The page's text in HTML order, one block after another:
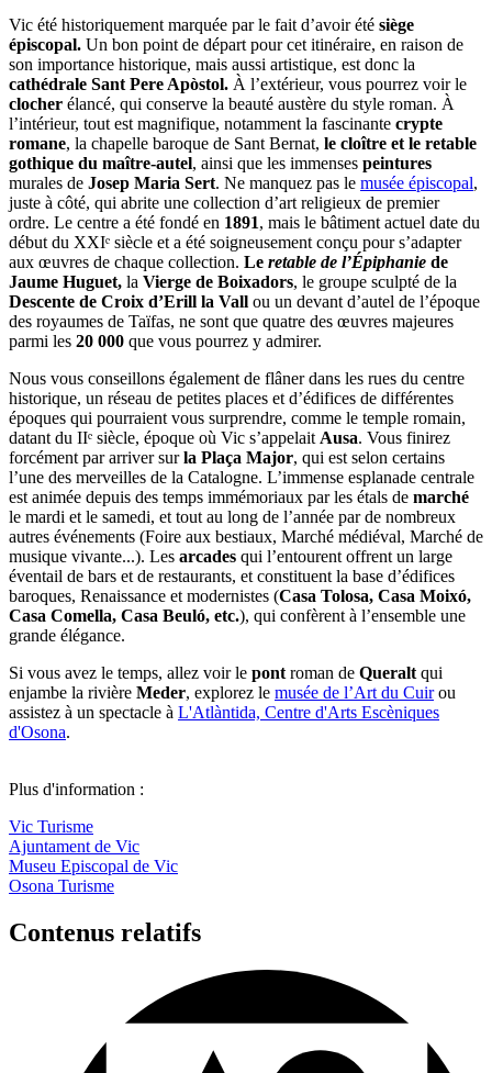
Vic été historiquement marquée par le fait d’avoir été siège
épiscopal. Un bon point de départ pour cet itinéraire, en raison de
son importance historique, mais aussi artistique, est donc la
cathédrale Sant Pere Apòstol. À l’extérieur, vous pourrez voir le
clocher élancé, qui conserve la beauté austère du style roman. À
l’intérieur, tout est magnifique, notamment la fascinante crypte
romane, la chapelle baroque de Sant Bernat, le cloître et le retable
gothique du maître-autel, ainsi que les immenses peintures
murales de Josep Maria Sert. Ne manquez pas le musée épiscopal,
juste à côté, qui abrite une collection d’art religieux de premier
ordre. Le centre a été fondé en 1891, mais le bâtiment actuel date du
début du XXIᵉ siècle et a été soigneusement conçu pour s’adapter
aux œuvres de chaque collection. Le retable de l’Épiphanie de
Jaume Huguet, la Vierge de Boixadors, le groupe sculpté de la
Descente de Croix d’Erill la Vall ou un devant d’autel de l’époque
des royaumes de Taïfas, ne sont que quatre des œuvres majeures
parmi les 20 000 que vous pourrez y admirer.
Nous vous conseillons également de flâner dans les rues du centre
historique, un réseau de petites places et d’édifices de différentes
époques qui pourraient vous surprendre, comme le temple romain,
datant du IIᵉ siècle, époque où Vic s’appelait Ausa. Vous finirez
forcément par arriver surla Plaça Major, qui est selon certains
l’une des merveilles de la Catalogne. L’immense esplanade centrale
est animée depuis des temps immémoriaux par les étals de marché
le mardi et le samedi, et tout au long de l’année par de nombreux
autres événements (Foire aux bestiaux, Marché médiéval, Marché de
musique vivante...). Les arcades qui l’entourent offrent un large
éventail de bars et de restaurants, et constituent la base d’édifices
baroques, Renaissance et modernistes (Casa Tolosa, Casa Moixó,
Casa Comella, Casa Beuló, etc.), qui confèrent à l’ensemble une
grande élégance.
Si vous avez le temps, allez voir le pont roman de Queralt qui
enjambe la rivière Meder, explorez le​​​​​ musée de l’Art du Cuirou
assistez à un spectacle à L'Atlàntida, Centre d'Arts Escèniques
d'Osona.
Plus d'information :
Vic Turisme
Ajuntament de Vic
Museu Episcopal de Vic
Osona Turisme
Contenus relatifs